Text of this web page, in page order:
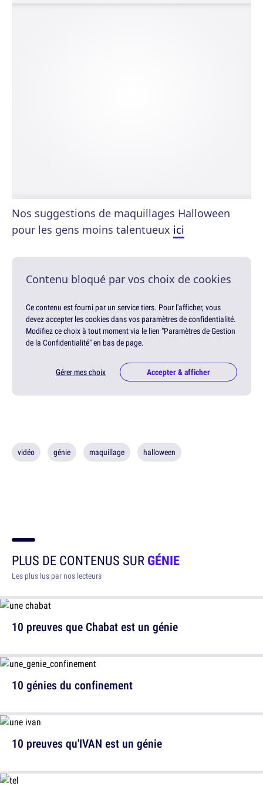
Nos suggestions de maquillages Halloween
pour les gens moins talentueux ici
Contenu bloqué par vos choix de cookies
Ce contenu est fourni par un service tiers. Pour l'afficher, vous
devez accepter les cookies dans vos paramètres de confidentialité.
Modifiez ce choix à tout moment via le lien "Paramètres de Gestion
de la Confidentialité" en bas de page.
Gérer mes choix Accepter & afficher
vidéo génie maquillage halloween
PLUS DE CONTENUS SURGÉNIE
Les plus lus par nos lecteurs
10 preuves que Chabat est un génie
10 preuves qu'IVAN est un génie
10 génies du confinement